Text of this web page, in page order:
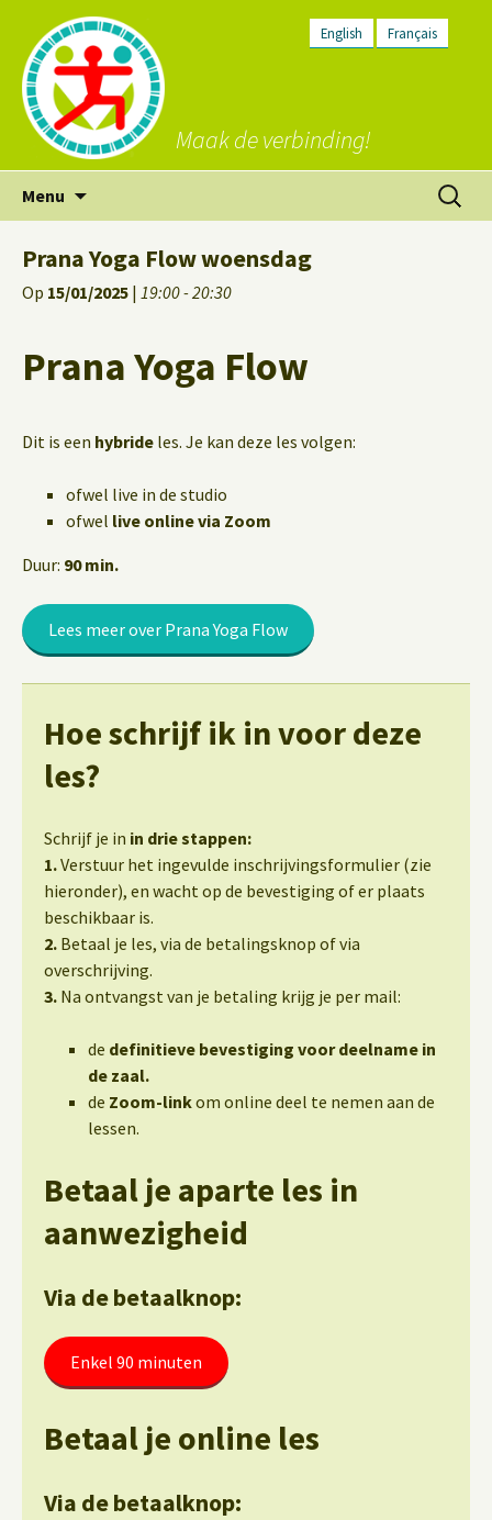
English Français
Maak de verbinding!
Menu
inhoud
Zoeken
naar:
Prana Yoga Flow woensdag
Op 15/01/2025 | 19:00 - 20:30
Prana Yoga Flow
Dit is een hybride les. Je kan deze les volgen:
ofwel live in de studio
ofwel live online via Zoom
Duur: 90 min.
Lees meer over Prana Yoga Flow
Hoe schrijf ik in voor deze
les?
Schrijf je in in drie stappen:
1.Verstuur het ingevulde inschrijvingsformulier (zie
hieronder), en wacht op de bevestiging of er plaats
beschikbaar is.
2. Betaal je les, via de betalingsknop of via
overschrijving.
3. Na ontvangst van je betaling krijg je per mail:
de definitieve bevestiging voor deelname in
de zaal.
de Zoom-linkom online deel te nemen aan de
lessen.
Betaal je aparte les in
aanwezigheid
Via de betaalknop:
Enkel 90 minuten
Betaal je online les
Via de betaalknop: